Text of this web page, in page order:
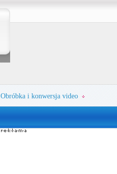
Obróbka i konwersja video